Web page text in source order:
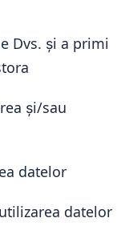
Dvs. și a primi
și/sau
datelor
datelor